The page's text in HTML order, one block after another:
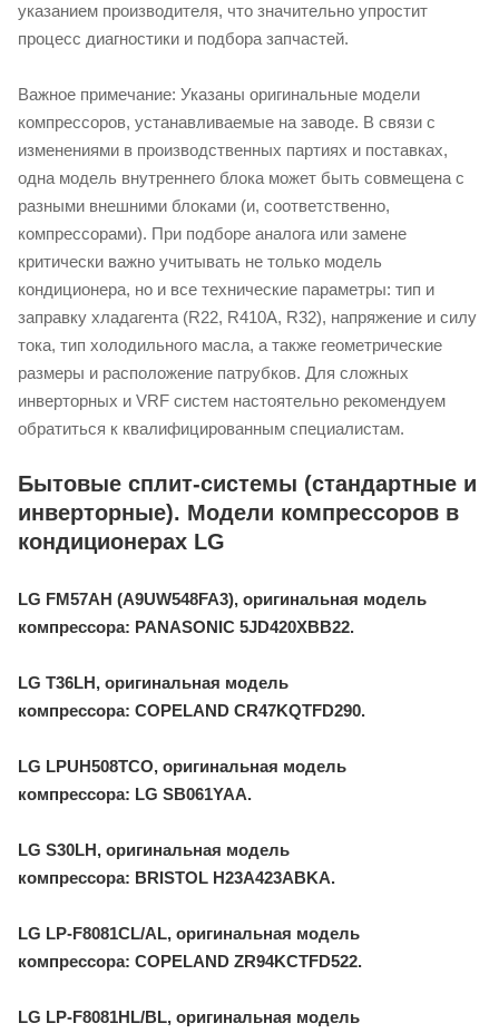
указанием производителя, что значительно упростит
процесс диагностики и подбора запчастей.
Важное примечание: Указаны оригинальные модели
компрессоров, устанавливаемые на заводе. В связи с
изменениями в производственных партиях и поставках,
одна модель внутреннего блока может быть совмещена с
разными внешними блоками (и, соответственно,
компрессорами). При подборе аналога или замене
критически важно учитывать не только модель
кондиционера, но и все технические параметры: тип и
заправку хладагента (R22, R410A, R32), напряжение и силу
тока, тип холодильного масла, а также геометрические
размеры и расположение патрубков. Для сложных
инверторных и VRF систем настоятельно рекомендуем
обратиться к квалифицированным специалистам.
Бытовые сплит-системы (стандартные и
инверторные). Модели компрессоров в
кондиционерах LG
LG FM57AH (A9UW548FA3), оригинальная модель
компрессора: PANASONIC 5JD420XBB22.
LG T36LH, оригинальная модель
компрессора: COPELAND CR47KQTFD290.
LG LPUH508TCO, оригинальная модель
компрессора: LG SB061YAA.
LG S30LH, оригинальная модель
компрессора: BRISTOL H23A423ABKA.
LG LP-F8081CL/AL, оригинальная модель
компрессора: COPELAND ZR94KCTFD522.
LG LP-F8081HL/BL, оригинальная модель